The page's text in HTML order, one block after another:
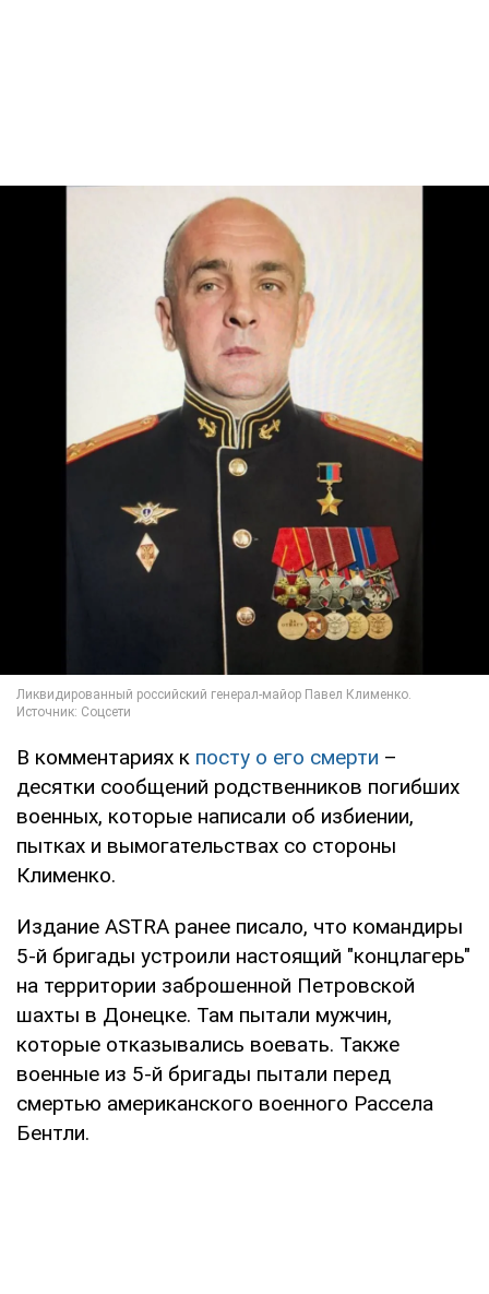
В комментариях к посту о его смерти –
десятки сообщений родственников погибших
военных, которые написали об избиении,
пытках и вымогательствах со стороны
Клименко.
Издание ASTRA ранее писало, что командиры
5-й бригады устроили настоящий "концлагерь"
на территории заброшенной Петровской
шахты в Донецке. Там пытали мужчин,
которые отказывались воевать. Также
военные из 5-й бригады пытали перед
смертью американского военного Рассела
Бентли.